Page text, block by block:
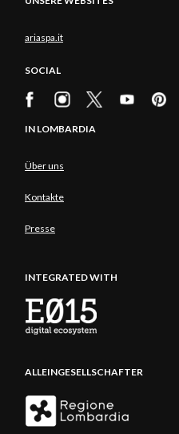
ariaspa.it
SOCIAL
IN LOMBARDIA
Über uns
Kontakte
Presse
INTEGRATED WITH
ALLEINGESELLSCHAFTER